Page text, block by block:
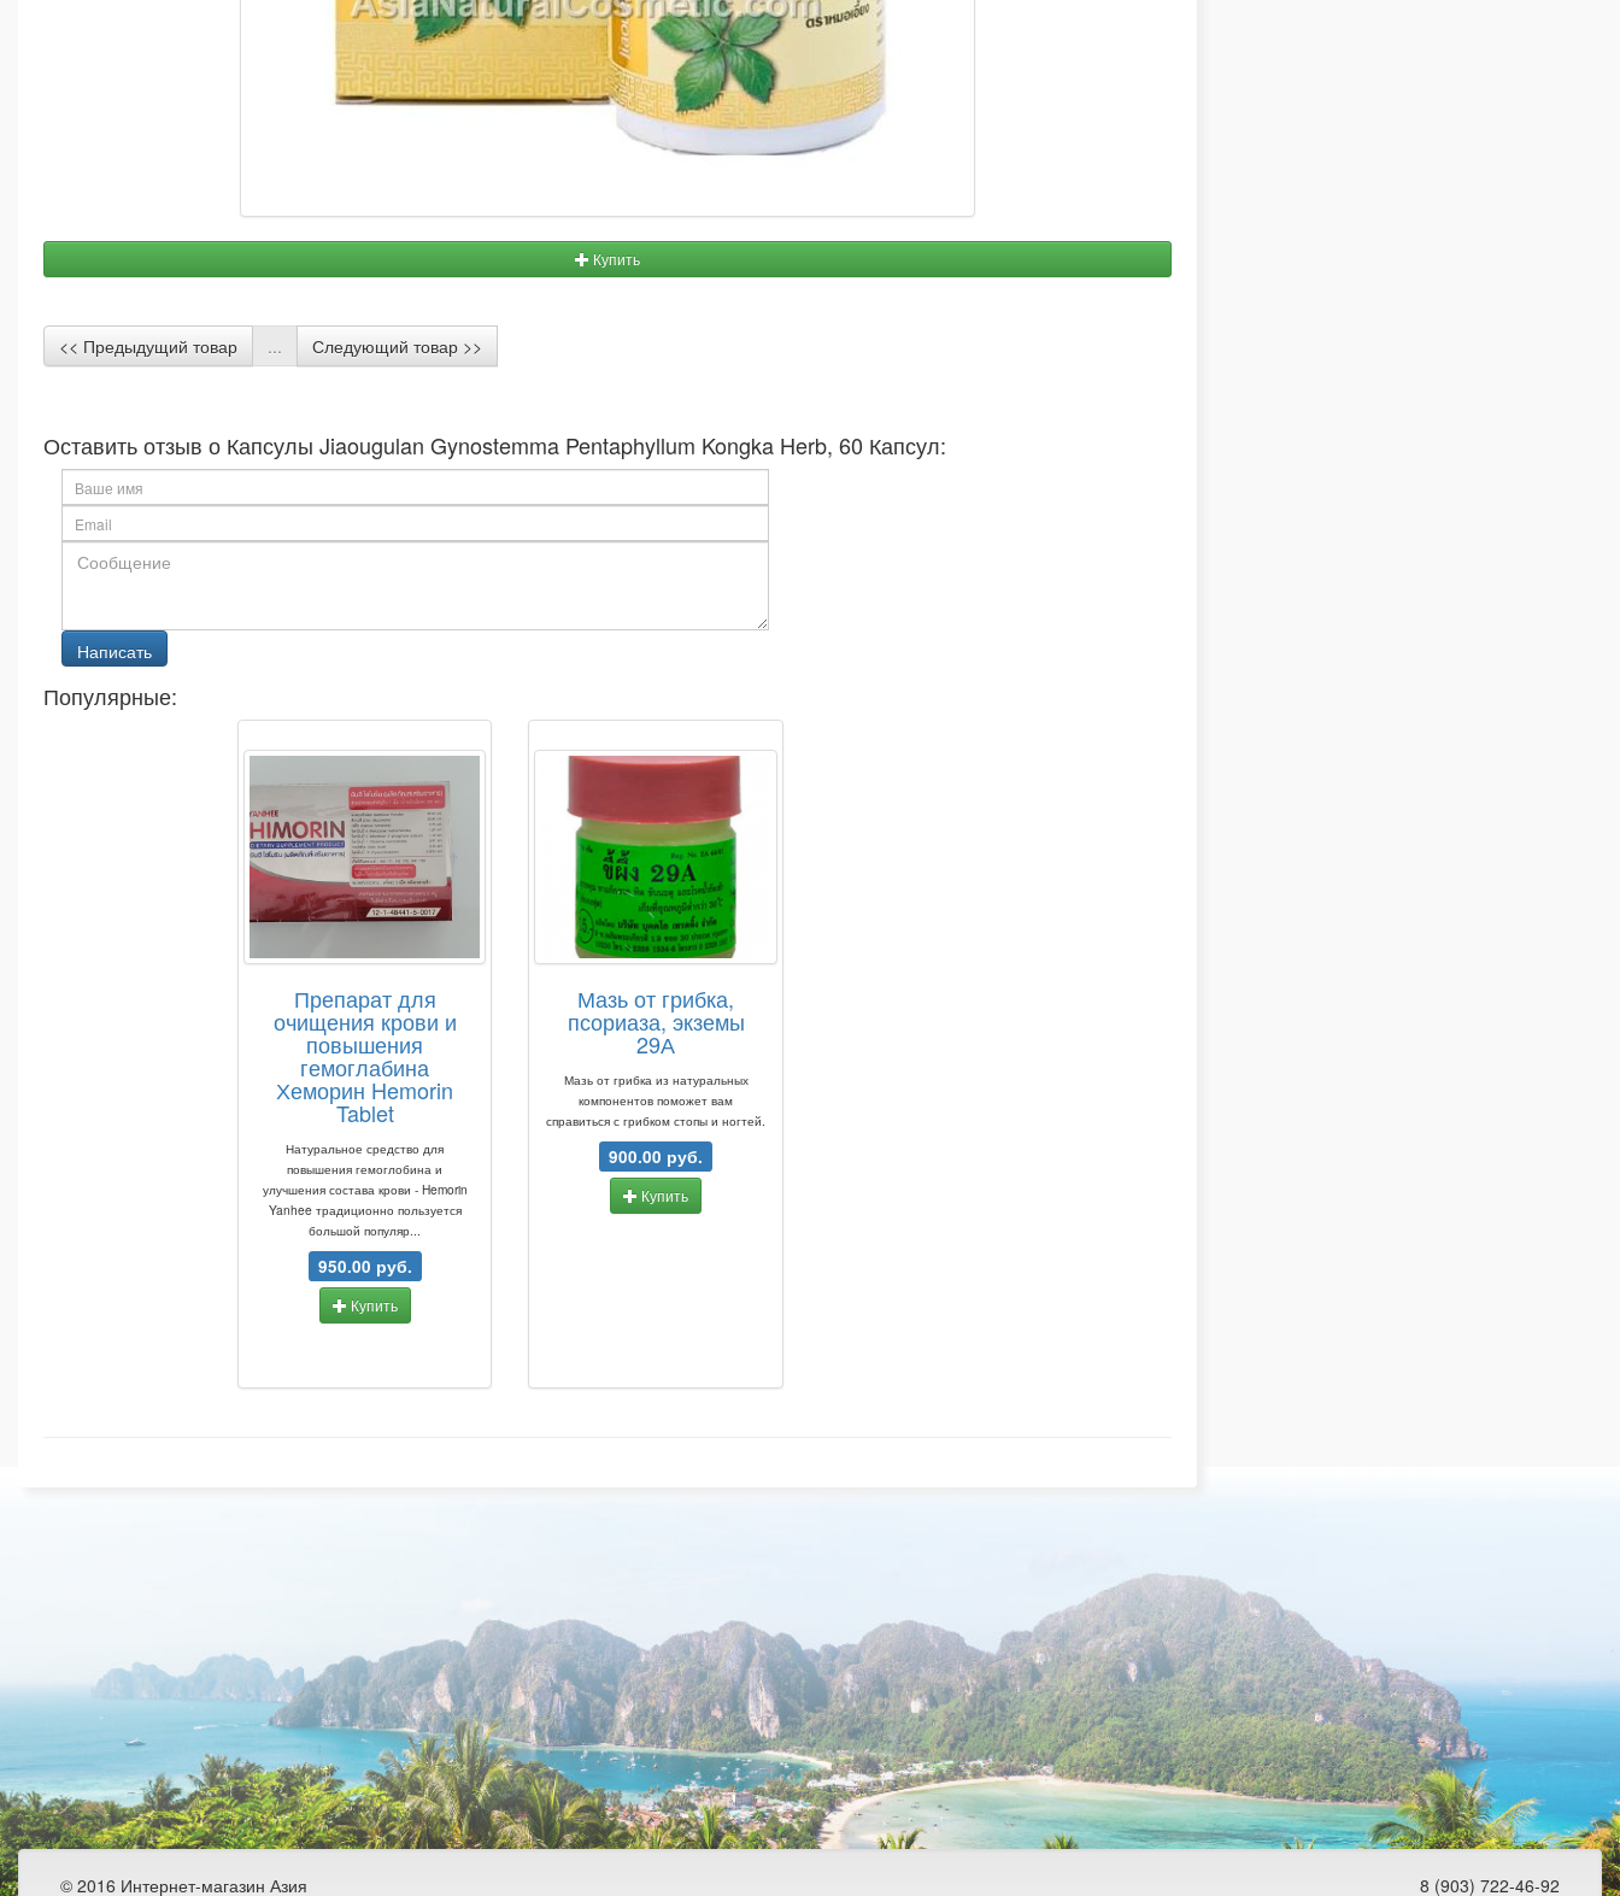
Купить
<< Предыдущий товар ... Следующий товар >>
Оставить отзыв о Капсулы Jiaougulan Gynostemma Pentaphyllum Kongka Herb, 60 Капсул:
Популярные:
Препарат для
очищения крови и
повышения
гемоглабина
Хеморин Hemorin
Tablet
Натуральное средство для
повышения гемоглобина и
улучшения состава крови - Hemorin
Yanhee традиционно пользуется
большой популяр...
950.00 руб.
Купить
Мазь от грибка,
псориаза, экземы
29А
Мазь от грибка из натуральных
компонентов поможет вам
справиться с грибком стопы и ногтей.
900.00 руб.
Купить
© 2016 Интернет-магазин Азия 8 (903) 722-46-92